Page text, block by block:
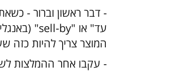
- דבר ראשון וברור -
עד" או "sell-by
"
המוצר צריך להיות כזה
- עקבו אחר ההמלצות